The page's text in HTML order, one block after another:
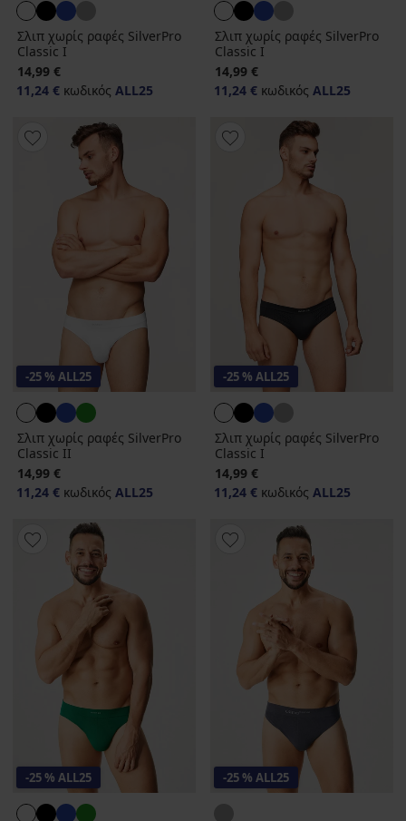
Σλιπ χωρίς ραφές SilverPro
Classic I
14,99 €
11,24 € κωδικός ALL25
Σλιπ χωρίς ραφές SilverPro
Classic I
14,99 €
11,24 € κωδικός ALL25
-25 % ALL25
Σλιπ χωρίς ραφές SilverPro
Classic II
14,99 €
11,24 € κωδικός ALL25
-25 % ALL25
Σλιπ χωρίς ραφές SilverPro
Classic I
14,99 €
11,24 € κωδικός ALL25
-25 % ALL25 -25 % ALL25